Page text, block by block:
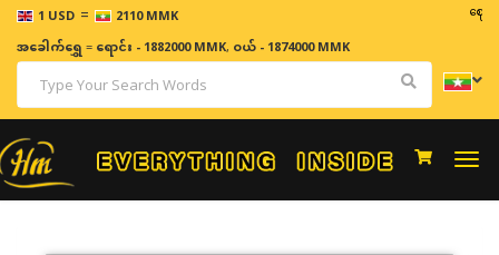
1 USD = 2110 MMK ဈေး
အခေါက်ရွှေ=ရောင်း - 1882000 MMK, ဝယ် - 1874000 MMK